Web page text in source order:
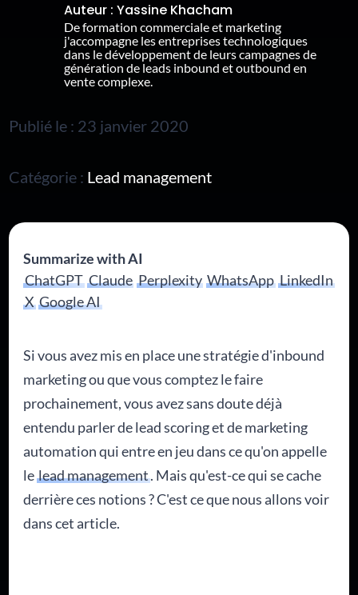
Auteur : Yassine Khacham
De formation commerciale et marketing
j'accompagne les entreprises technologiques
dans le développement de leurs campagnes de
génération de leads inbound et outbound en
vente complexe.
Publié le : 23 janvier 2020
Catégorie : Lead management
Summarize with AI
ChatGPT Claude Perplexity WhatsApp LinkedIn
X Google AI
Si vous avez mis en place une stratégie d'inbound
marketing ou que vous comptez le faire
prochainement, vous avez sans doute déjà
entendu parler de lead scoring et de marketing
automation qui entre en jeu dans ce qu'on appelle
lelead management. Mais qu'est-ce qui se cache
derrière ces notions ? C'est ce que nous allons voir
dans cet article.